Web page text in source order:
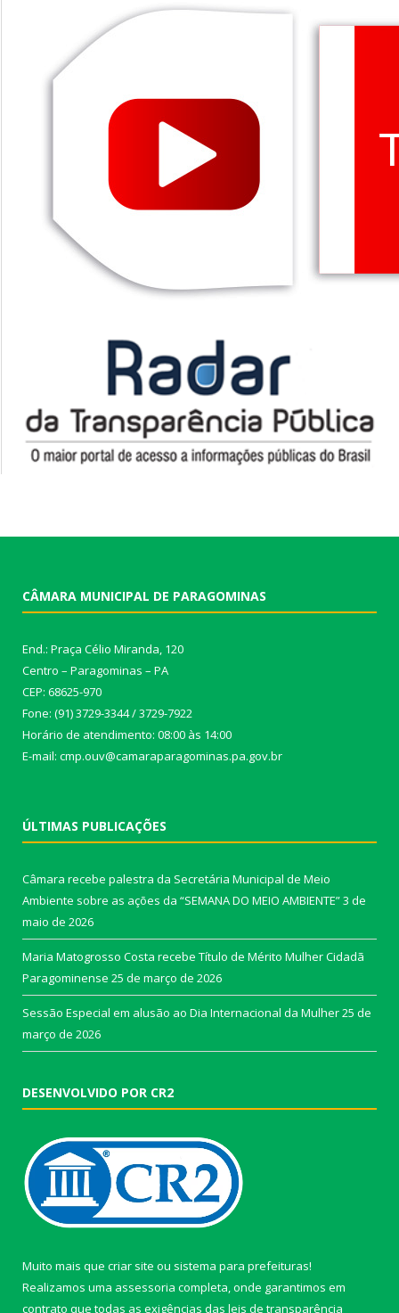
CÂMARA MUNICIPAL DE PARAGOMINAS
End.: Praça Célio Miranda, 120
Centro – Paragominas – PA
CEP: 68625-970
Fone: (91) 3729-3344 / 3729-7922
Horário de atendimento: 08:00 às 14:00
E-mail: cmp.ouv@camaraparagominas.pa.gov.br
ÚLTIMAS PUBLICAÇÕES
Câmara recebe palestra da Secretária Municipal de Meio
Ambiente sobre as ações da “SEMANA DO MEIO AMBIENTE”3 de
maio de 2026
Maria Matogrosso Costa recebe Título de Mérito Mulher Cidadã
Paragominense 25 de março de 2026
Sessão Especial em alusão ao Dia Internacional da Mulher25 de
março de 2026
DESENVOLVIDO POR CR2
Muito mais que criar site ou sistema para prefeituras!
Realizamos uma assessoria completa, onde garantimos em
contrato que todas as exigências das leis de transparência